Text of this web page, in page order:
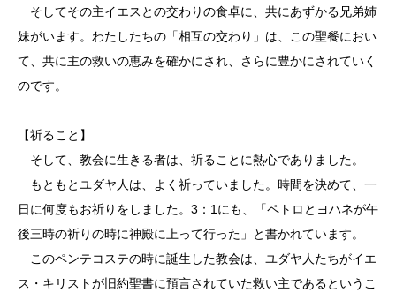
そしてその主イエスとの交わりの食卓に、共にあずかる兄弟姉
妹がいます。わたしたちの「相互の交わり」は、この聖餐におい
て、共に主の救いの恵みを確かにされ、さらに豊かにされていく
のです。
【祈ること】
そして、教会に生きる者は、祈ることに熱心でありました。
もともとユダヤ人は、よく祈っていました。時間を決めて、一
日に何度もお祈りをしました。3：1にも、「ペトロとヨハネが午
後三時の祈りの時に神殿に上って行った」と書かれています。
このペンテコステの時に誕生した教会は、ユダヤ人たちがイエ
ス・キリストが旧約聖書に預言されていた救い主であるというこ